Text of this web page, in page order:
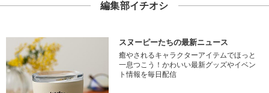
編集部イチオシ
スヌーピーたちの最新ニュース
癒やされるキャラクターアイテムでほっと
一息つこう！かわいい最新グッズやイベン
ト情報を毎日配信